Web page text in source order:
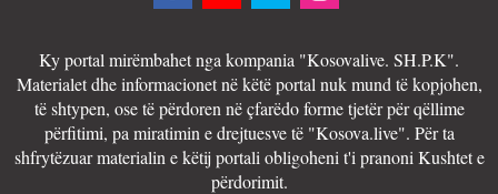
Ky portal mirëmbahet nga kompania "Kosovalive. SH.P.K".
Materialet dhe informacionet në këtë portal nuk mund të kopjohen,
të shtypen, ose të përdoren në çfarëdo forme tjetër për qëllime
përfitimi, pa miratimin e drejtuesve të "Kosova.live". Për ta
shfrytëzuar materialin e këtij portali obligoheni t'i pranoni Kushtet e
përdorimit.